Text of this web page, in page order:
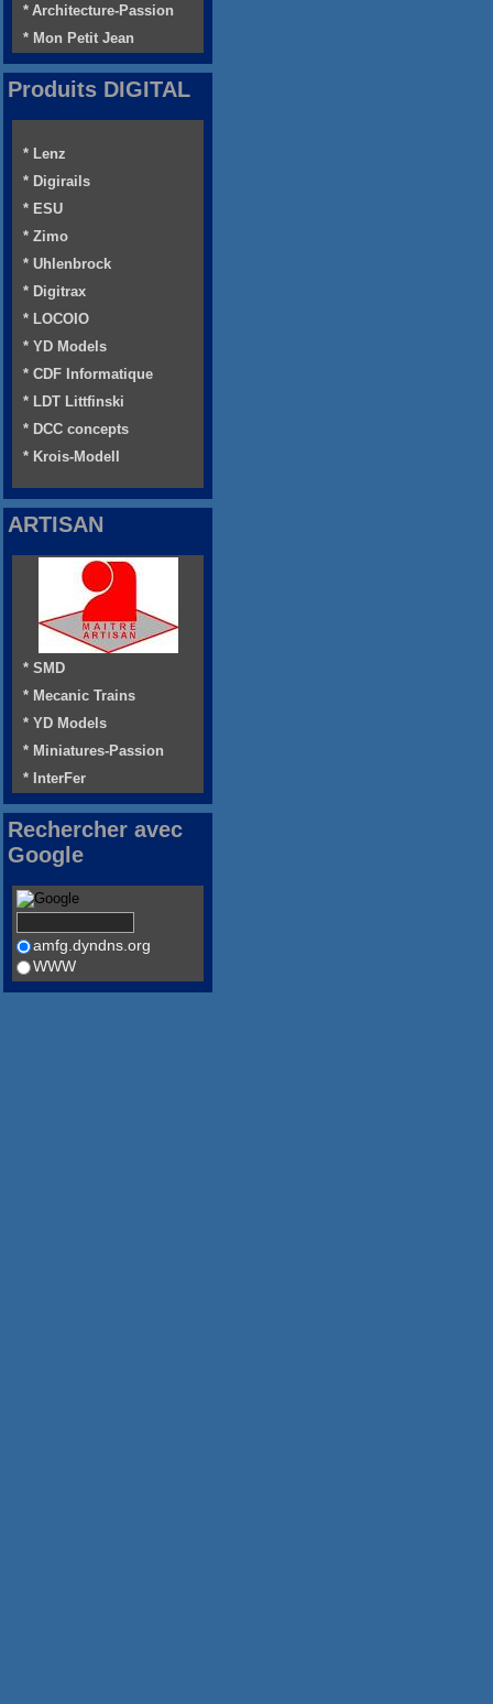
* Architecture-Passion
* Mon Petit Jean
Produits DIGITAL
* Lenz
* Digirails
* ESU
* Zimo
* Uhlenbrock
* Digitrax
* LOCOIO
* YD Models
* CDF Informatique
* LDT Littfinski
* DCC concepts
* Krois-Modell
ARTISAN
* SMD
* Mecanic Trains
* YD Models
* Miniatures-Passion
* InterFer
Rechercher avec
Google
amfg.dyndns.org
WWW